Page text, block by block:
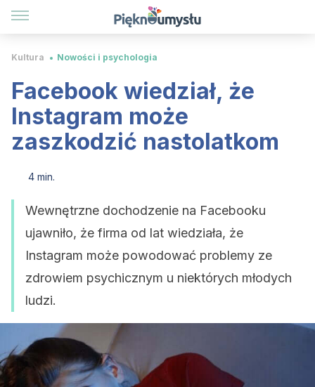
Kultura Nowości i psychologia
Facebook wiedział, że
Instagram może
zaszkodzić nastolatkom
4 min.
Wewnętrzne dochodzenie na Facebooku
ujawniło, że firma od lat wiedziała, że
Instagram może powodować problemy ze
zdrowiem psychicznym u niektórych młodych
ludzi.